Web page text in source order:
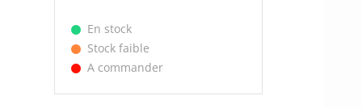
En stock
Stock faible
A commander